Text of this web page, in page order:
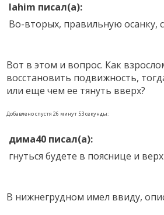
lahim писал(а):
Во-вторых, правильную осанку,
Вот в этом и вопрос. Как
восстановить подвижность,
или еще чем ее тянуть вверх?
Добавлено спустя 26 минут 53 секунды:
дима40 писал(а):
гнуться будете в пояснице и
В нижнегрудном имел ввиду,